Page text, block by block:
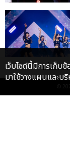
เกี่ยวกับ
©
เว็บไซต์นี้มีการเก็บ
มาใช้วางแผนและบริ